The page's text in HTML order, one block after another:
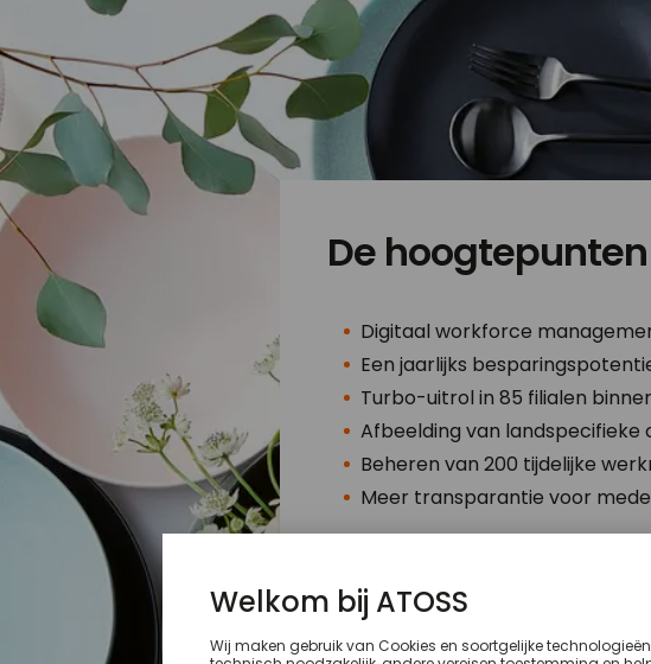
De
Digitaal workforce
Een jaarlijks
Turbo-uitrol in 85 filialen
Afbeelding van
Beheren van 200 tijdelijke
Meer transparantie voor